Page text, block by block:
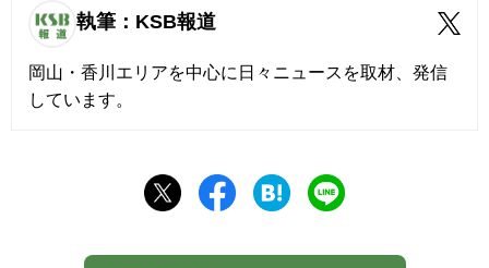
執筆：KSB報道
岡山・香川エリアを中心に日々ニュースを取材、発信
しています。